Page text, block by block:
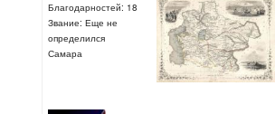
Благодарностей: 18
Звание: Еще не
определился
Самара